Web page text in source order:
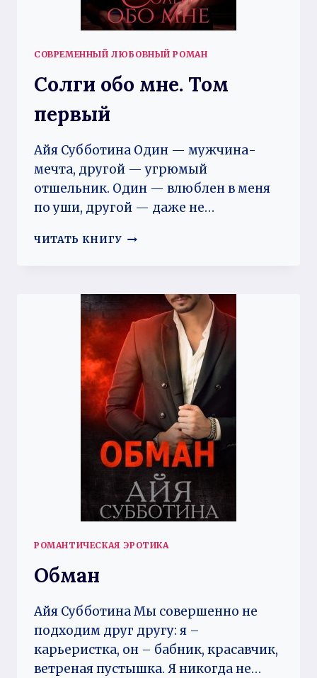
СОВРЕМЕННЫЙ ЛЮБОВНЫЙ РОМАН
Солги обо мне. Том
первый
Айя Субботина Один — мужчина-
мечта, другой — угрюмый
отшельник. Один — влюблен в меня
по уши, другой — даже не…
ЧИТАТЬ КНИГУ СОЛГИ
ПЕРВЫЙ
РОМАНТИЧЕСКАЯ ЭРОТИКА
Обман
Айя Субботина Мы совершенно не
подходим друг другу: я –
карьеристка, он – бабник, красавчик,
ветреная пустышка. Я никогда не…